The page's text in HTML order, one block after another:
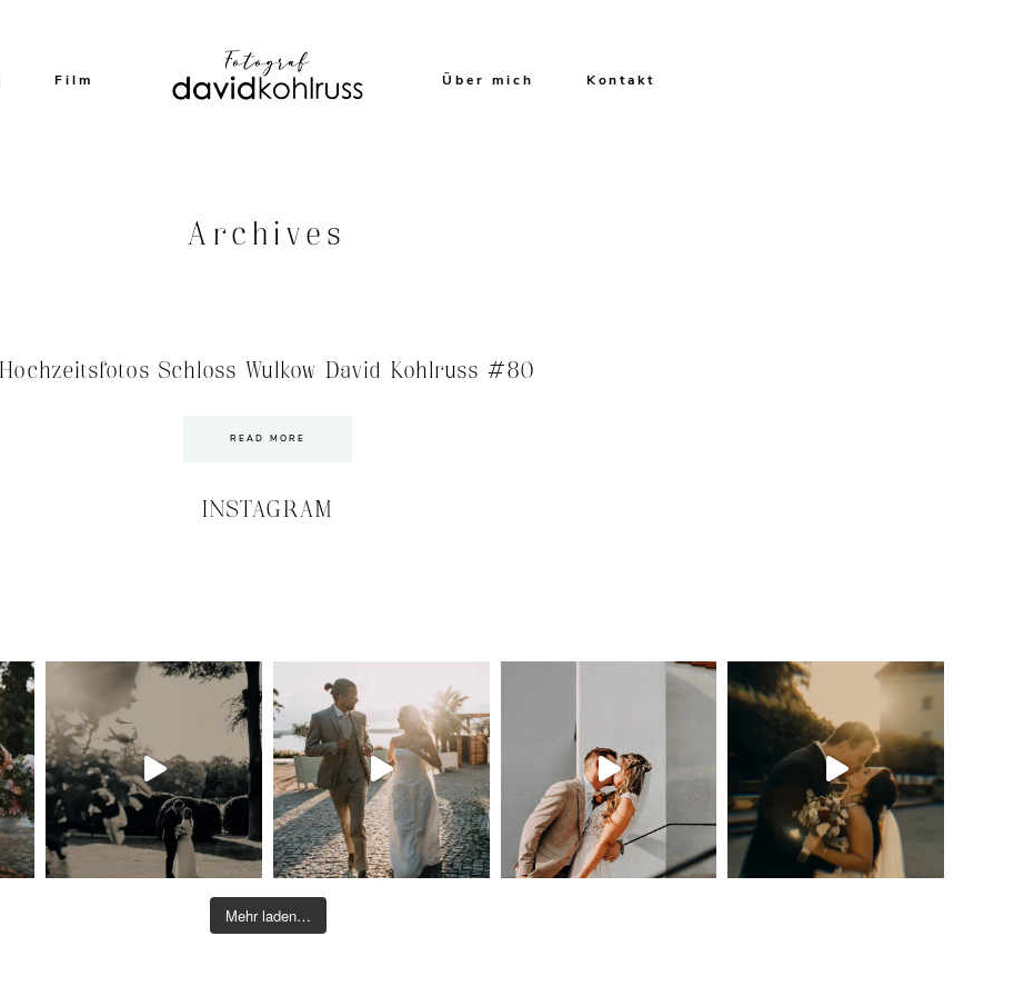
Film Über mich Kontakt
Archives
Hochzeitsfotos Schloss Wulkow David Kohlruss #80
READ MORE
INSTAGRAM
Mehr laden…